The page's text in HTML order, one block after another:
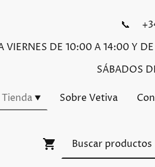
📞
VIERNES DE 10:00 A 14:00 Y
SÁBADOS
Tienda Sobre Vetiva